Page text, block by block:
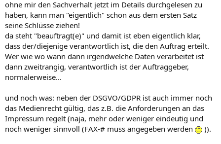
ohne mir den Sachverhalt jetzt im Details durchgelesen zu
haben, kann man "eigentlich" schon aus dem ersten Satz
seine Schlüsse ziehen!
da steht "beauftragt(e)" und damit ist eben eigentlich klar,
dass der/diejenige verantwortlich ist, die den Auftrag erteilt.
Wer wie wo wann dann irgendwelche Daten verarbeitet ist
dann zweitrangig, verantwortlich ist der Auftraggeber,
normalerweise...
und noch was: neben der DSGVO/GDPR ist auch immer noch
das Medienrecht gültig, das z.B. die Anforderungen an das
Impressum regelt (naja, mehr oder weniger eindeutig und
noch weniger sinnvoll (FAX-# muss angegeben werden
)).